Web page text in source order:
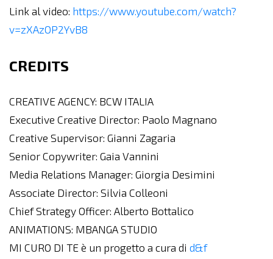
Link al video: https://www.youtube.com/watch?
v=zXAzOP2YvB8
CREDITS
CREATIVE AGENCY: BCW ITALIA
Executive Creative Director: Paolo Magnano
Creative Supervisor: Gianni Zagaria
Senior Copywriter: Gaia Vannini
Media Relations Manager: Giorgia Desimini
Associate Director: Silvia Colleoni
Chief Strategy Officer: Alberto Bottalico
ANIMATIONS: MBANGA STUDIO
MI CURO DI TE è un progetto a cura di d&f